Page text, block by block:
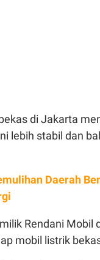
di Jakarta
lebih stabil dan
Daerah
Rendani
mobil listrik